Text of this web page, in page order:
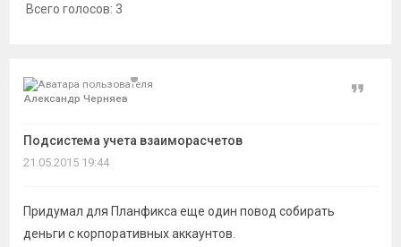
Всего голосов: 3
Александр Черняев
Подсистема учета взаиморасчетов
Цитата
21.05.2015 19:44
Придумал для Планфикса еще один повод собирать
деньги с корпоративных аккаунтов.